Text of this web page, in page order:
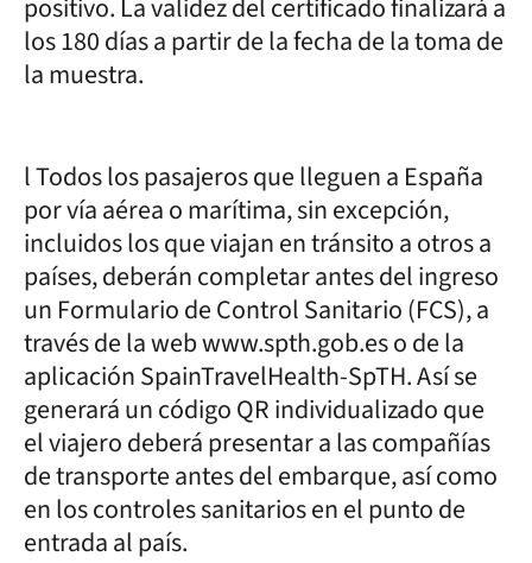
positivo. La validez del certificado finalizará a
los 180 días a partir de la fecha de la toma de
la muestra.
l Todos los pasajeros que lleguen a España
por vía aérea o marítima, sin excepción,
incluidos los que viajan en tránsito a otros a
países, deberán completar antes del ingreso
un Formulario de Control Sanitario (FCS), a
través de la web www.spth.gob.es o de la
aplicación SpainTravelHealth-SpTH. Así se
generará un código QR individualizado que
el viajero deberá presentar a las compañías
de transporte antes del embarque, así como
en los controles sanitarios en el punto de
entrada al país.